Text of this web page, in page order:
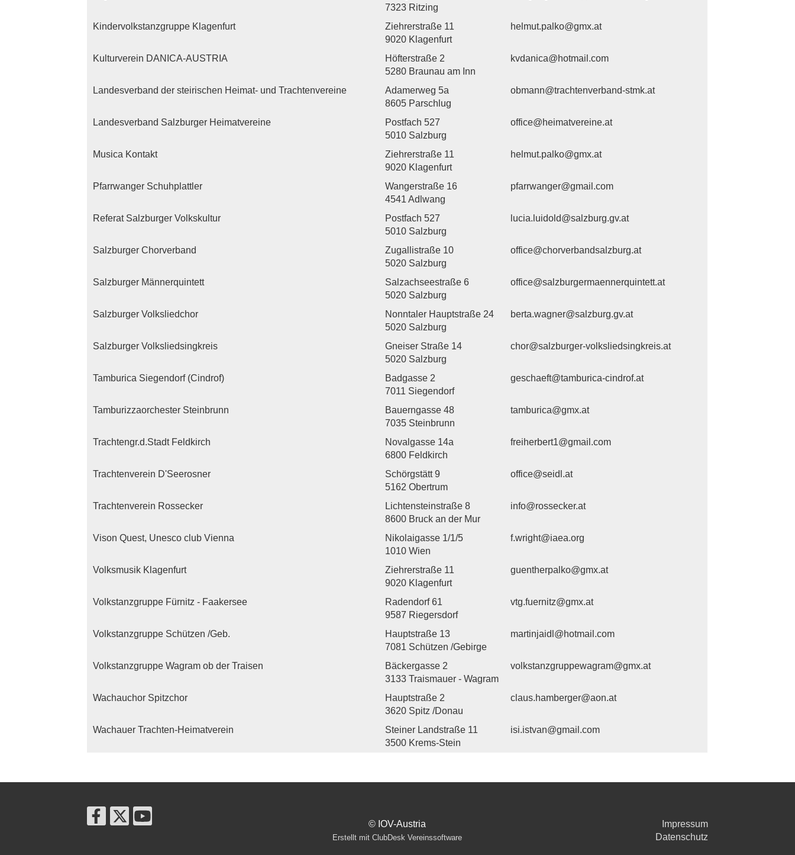
7323 Ritzing
Kindervolkstanzgruppe Klagenfurt
Ziehrerstraße 11
9020 Klagenfurt
helmut.palko@gmx.at
Kulturverein DANICA-AUSTRIA
Höfterstraße 2
5280 Braunau am Inn
kvdanica@hotmail.com
Landesverband der steirischen Heimat- und Trachtenvereine
Adamerweg 5a
8605 Parschlug
obmann@trachtenverband-stmk.at
Landesverband Salzburger Heimatvereine
Postfach 527
5010 Salzburg
office@heimatvereine.at
Musica Kontakt
Ziehrerstraße 11
9020 Klagenfurt
helmut.palko@gmx.at
Pfarrwanger Schuhplattler
Wangerstraße 16
4541 Adlwang
pfarrwanger@gmail.com
Referat Salzburger Volkskultur
Postfach 527
5010 Salzburg
lucia.luidold@salzburg.gv.at
Salzburger Chorverband
Zugallistraße 10
5020 Salzburg
office@chorverbandsalzburg.at
Salzburger Männerquintett
Salzachseestraße 6
5020 Salzburg
office@salzburgermaennerquintett.at
Salzburger Volksliedchor
Nonntaler Hauptstraße 24
5020 Salzburg
berta.wagner@salzburg.gv.at
Salzburger Volksliedsingkreis
Gneiser Straße 14
5020 Salzburg
chor@salzburger-volksliedsingkreis.at
Tamburica Siegendorf (Cindrof)
Badgasse 2
7011 Siegendorf
geschaeft@tamburica-cindrof.at
Tamburizzaorchester Steinbrunn
Bauerngasse 48
7035 Steinbrunn
tamburica@gmx.at
Trachtengr.d.Stadt Feldkirch
Novalgasse 14a
6800 Feldkirch
freiherbert1@gmail.com
Trachtenverein D'Seerosner
Schörgstätt 9
5162 Obertrum
office@seidl.at
Trachtenverein Rossecker
Lichtensteinstraße 8
8600 Bruck an der Mur
info@rossecker.at
Vison Quest, Unesco club Vienna
Nikolaigasse 1/1/5
1010 Wien
f.wright@iaea.org
Volksmusik Klagenfurt
Ziehrerstraße 11
9020 Klagenfurt
guentherpalko@gmx.at
Volkstanzgruppe Fürnitz - Faakersee
Radendorf 61
9587 Riegersdorf
vtg.fuernitz@gmx.at
Volkstanzgruppe Schützen /Geb.
Hauptstraße 13
7081 Schützen /Gebirge
martinjaidl@hotmail.com
Volkstanzgruppe Wagram ob der Traisen
Bäckergasse 2
3133 Traismauer - Wagram
volkstanzgruppewagram@gmx.at
Wachauchor Spitzchor
Hauptstraße 2
3620 Spitz /Donau
claus.hamberger@aon.at
Wachauer Trachten-Heimatverein
Steiner Landstraße 11
3500 Krems-Stein
isi.istvan@gmail.com
© IOV-Austria
Erstellt mit ClubDesk Vereinssoftware
Impressum
Datenschutz